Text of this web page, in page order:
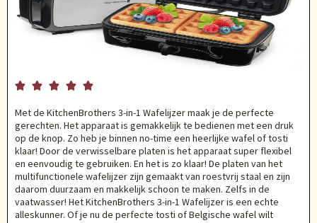
    
Met de KitchenBrothers 3-in-1 Wafelijzer maak je de perfecte
gerechten. Het apparaat is gemakkelijk te bedienen met een druk
op de knop. Zo heb je binnen no-time een heerlijke wafel of tosti
klaar! Door de verwisselbare platen is het apparaat super flexibel
en eenvoudig te gebruiken. En het is zo klaar! De platen van het
multifunctionele wafelijzer zijn gemaakt van roestvrij staal en zijn
daarom duurzaam en makkelijk schoon te maken. Zelfs in de
vaatwasser! Het KitchenBrothers 3-in-1 Wafelijzer is een echte
alleskunner. Of je nu de perfecte tosti of Belgische wafel wilt